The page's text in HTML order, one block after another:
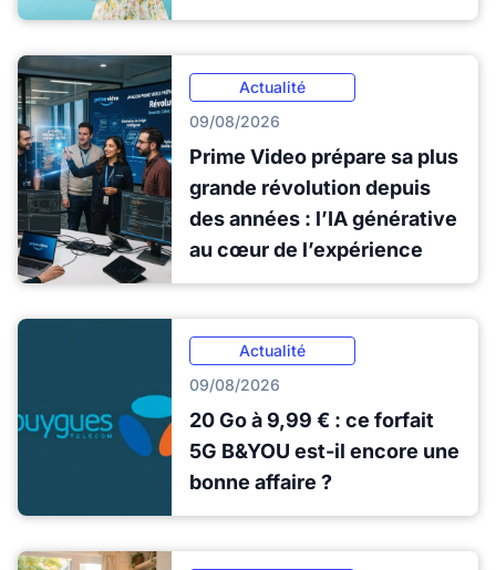
Actualité
09/08/2026
Prime Video prépare sa plus
grande révolution depuis
des années : l’IA générative
au cœur de l’expérience
Actualité
09/08/2026
20 Go à 9,99 € : ce forfait
5G B&YOU est-il encore une
bonne affaire ?